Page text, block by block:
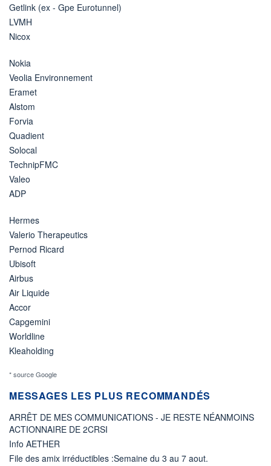
Getlink (ex - Gpe Eurotunnel)
LVMH
Nicox
Nokia
Veolia Environnement
Eramet
Alstom
Forvia
Quadient
Solocal
TechnipFMC
Valeo
ADP
Hermes
Valerio Therapeutics
Pernod Ricard
Ubisoft
Airbus
Air Liquide
Accor
Capgemini
Worldline
Kleaholding
* source Google
MESSAGES LES PLUS RECOMMANDÉS
ARRÊT DE MES COMMUNICATIONS - JE RESTE NÉANMOINS
ACTIONNAIRE DE 2CRSI
Info AETHER
File des amix irréductibles :Semaine du 3 au 7 aout.